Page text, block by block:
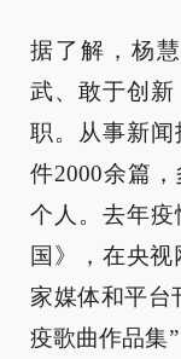
据了解，杨
武、敢于创
职。从事新
件2000余篇
个人。去年
国》，在央
家媒体和平台
疫歌曲作品集